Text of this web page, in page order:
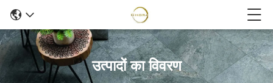
उत्पादों का विवरण